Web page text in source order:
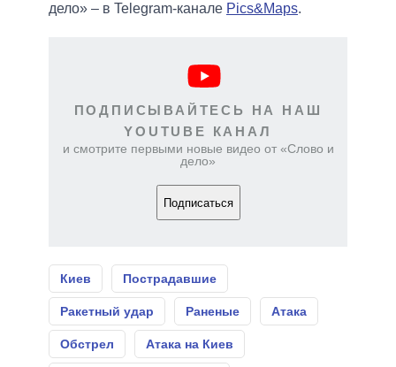
дело» – в Telegram-канале Pics&Maps.
ПОДПИСЫВАЙТЕСЬ НА НАШ
YOUTUBE КАНАЛ
и смотрите первыми новые видео от «Слово и
дело»
Подписаться
Киев Пострадавшие
Ракетный удар Раненые Атака
Обстрел Атака на Киев